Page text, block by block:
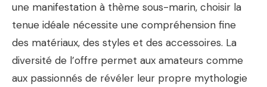
une manifestation à thème sous-marin, choisir la
tenue idéale nécessite une compréhension fine
des matériaux, des styles et des accessoires. La
diversité de l’offre permet aux amateurs comme
aux passionnés de révéler leur propre mythologie